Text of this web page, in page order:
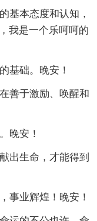
基本态度和认知，
我是一个乐呵呵的
基础。晚安！
善于激励、唤醒和
晚安！
出生命，才能得到
事业辉煌！晚安！